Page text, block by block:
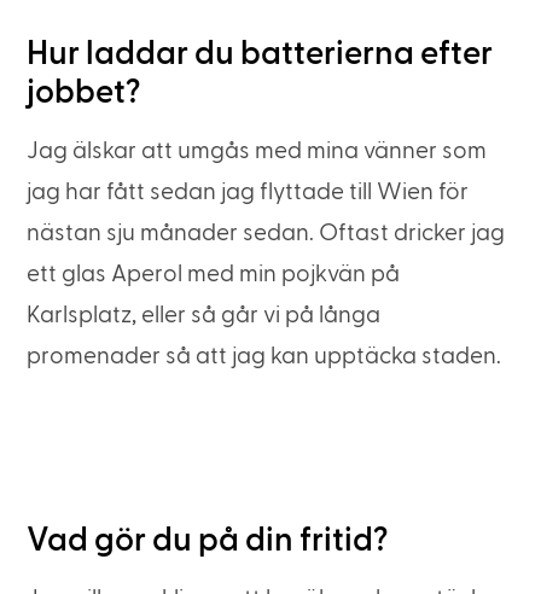
Hur laddar du batterierna efter
jobbet?
Jag älskar att umgås med mina vänner som
jag har fått sedan jag flyttade till Wien för
nästan sju månader sedan. Oftast dricker jag
ett glas Aperol med min pojkvän på
Karlsplatz, eller så går vi på långa
promenader så att jag kan upptäcka staden.
Vad gör du på din fritid?